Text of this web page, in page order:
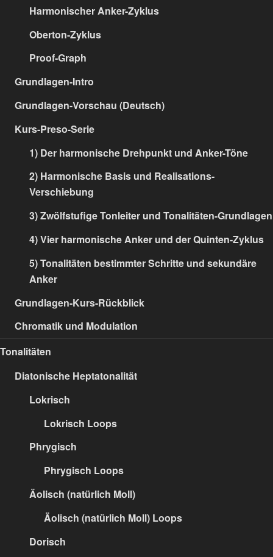
Harmonischer Anker-Zyklus
Oberton-Zyklus
Proof-Graph
Grundlagen-Intro
Grundlagen-Vorschau (Deutsch)
Kurs-Preso-Serie
1) Der harmonische Drehpunkt und Anker-Töne
2) Harmonische Basis und Realisations-
Verschiebung
3) Zwölfstufige Tonleiter und Tonalitäten-Grundlagen
4) Vier harmonische Anker und der Quinten-Zyklus
5) Tonalitäten bestimmter Schritte und sekundäre
Anker
Grundlagen-Kurs-Rückblick
Chromatik und Modulation
Tonalitäten
Diatonische Heptatonalität
Lokrisch
Lokrisch Loops
Phrygisch
Phrygisch Loops
Äolisch (natürlich Moll)
Äolisch (natürlich Moll) Loops
Dorisch